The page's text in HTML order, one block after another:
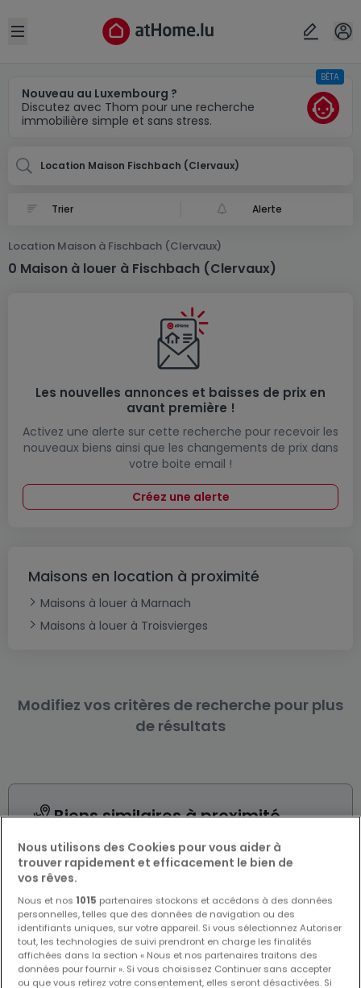
Open sidebar
Nouveau au Luxembourg ?
Discutez avec Thom pour une recherche
immobilière simple et sans stress.
BÊTA
Location Maison Fischbach (Clervaux)
Alerte
Location Maison à Fischbach (Clervaux)
0 Maison à louer à Fischbach (Clervaux)
Les nouvelles annonces et baisses de prix en
avant première !
Activez une alerte sur cette recherche pour recevoir les
nouveaux biens ainsi que les changements de prix dans
votre boite email !
Créez une alerte
Maisons en location à proximité
Maisons à louer à Marnach
Maisons à louer à Troisvierges
Modifiez vos critères de recherche pour plus
de résultats
Biens similaires à proximité
Vous n'avez pas trouvé de biens qui vous
intéressent ? Ces annonces suggérées
pourraient vous intéresser.
Localité(s)
Annuler OK
Nous utilisons des Cookies pour vous aider à
trouver rapidement et efficacement le bien de
vos rêves.
Nous et nos 1015 partenaires stockons et accédons à des données
personnelles, telles que des données de navigation ou des
identifiants uniques, sur votre appareil. Si vous sélectionnez Autoriser
tout, les technologies de suivi prendront en charge les finalités
affichées dans la section « Nous et nos partenaires traitons des
données pour fournir ». Si vous choisissez Continuer sans accepter
ou que vous retirez votre consentement, elles seront désactivées. Si